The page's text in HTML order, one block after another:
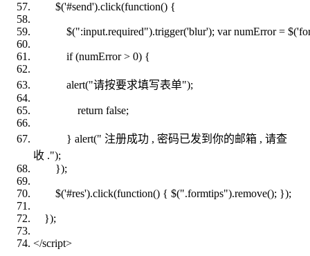
$('#send').click(function() {
$(":input.required").trigger('blur'); varnumError =
if(numError > 0) {
alert("请按要求填写表单");
return false;
} alert(" 注册成功 , 密码已发到你的邮箱 , 请查
收 .");
});
$('#res').click(function() { $(".formtips").remove(); });
});
</script>